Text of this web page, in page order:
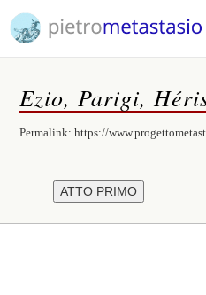
Ezio, Parigi,
Permalink:https://